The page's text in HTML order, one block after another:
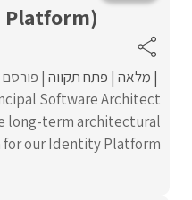
Platform)
מלאה פתח תקווה פורסם
Software Architect
long-term architectural
our Identity Platform. ...